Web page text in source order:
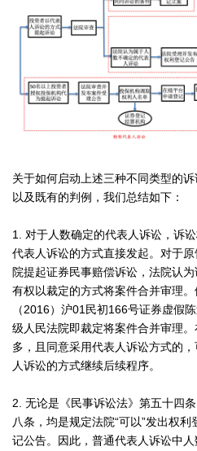
关于如何启动上述三种不同类型的诉
以及既有的判例，我们总结如下：
1. 对于人数确定的代表人诉讼，诉
代表人诉讼的方式直接发起。对于
院提起证券民事赔偿诉讼，法院认
有权以裁定的方式将案件合并审理
（2016）沪01民初166号证券虚假
级人民法院即裁定将案件合并审理
多，且同意采用代表人诉讼方式的
人诉讼的方式继续后续程序。
2. 无论是《民事诉讼法》第五十四
八条，均是规定法院“可以”发出权
记公告。因此，普通代表人诉讼中